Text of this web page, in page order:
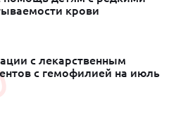
крови
с лекарственным
с гемофилией на июль